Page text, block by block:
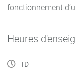
fonctionnement
Heures
TD